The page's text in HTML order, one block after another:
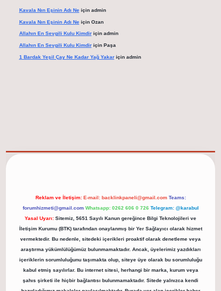
Kavala Nın Eşinin Adı Neiçin admin
Kavala Nın Eşinin Adı Neiçin Ozan
Allahın En Sevgili Kulu Kimdiriçin admin
Allahın En Sevgili Kulu Kimdiriçin Paşa
1 Bardak Yeşil Çay Ne Kadar Yağ Yakariçin admin
Reklam ve İletişim: E-mail: backlinkpaneli@gmail.com Teams:
forumhizmeti@gmail.com Whatsapp: 0262 606 0 726 Telegram: @karabul
Yasal Uyarı: Sitemiz, 5651 Sayılı Kanun gereğince Bilgi Teknolojileri ve
İletişim Kurumu (BTK) tarafından onaylanmış bir Yer Sağlayıcı olarak hizmet
vermektedir. Bu nedenle, sitedeki içerikleri proaktif olarak denetleme veya
araştırma yükümlülüğümüz bulunmamaktadır. Ancak, üyelerimiz yazdıkları
içeriklerin sorumluluğunu taşımakta olup, siteye üye olarak bu sorumluluğu
kabul etmiş sayılırlar. Bu internet sitesi, herhangi bir marka, kurum veya
şahıs şirketi ile hiçbir bağlantısı bulunmamaktadır. Sitede yalnızca kendi